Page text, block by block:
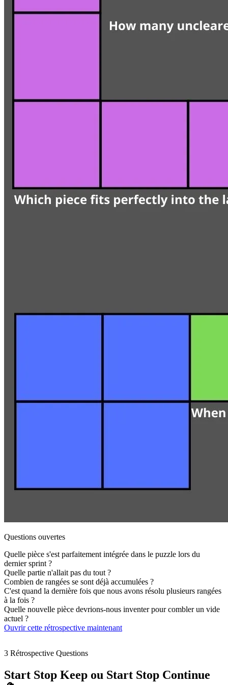
Questions ouvertes
Quelle pièce s'est parfaitement intégrée dans le puzzle lors du
dernier sprint ?
Quelle partie n'allait pas du tout ?
Combien de rangées se sont déjà accumulées ?
C'est quand la dernière fois que nous avons résolu plusieurs rangées
à la fois ?
Quelle nouvelle pièce devrions-nous inventer pour combler un vide
actuel ?
Ouvrir cette rétrospective maintenant
3 Rétrospective Questions
Start Stop Keep ou Start Stop Continue